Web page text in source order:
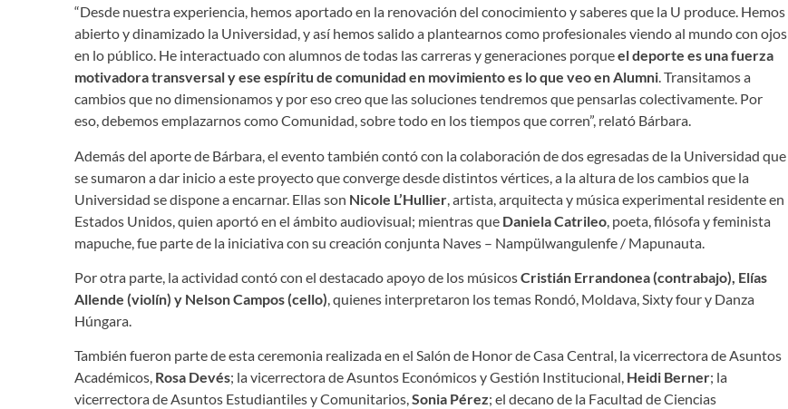
“Desde nuestra experiencia, hemos aportado en la renovación del conocimiento y saberes que la U produce. Hemos
abierto y dinamizado la Universidad, y así hemos salido a plantearnos como profesionales viendo al mundo con ojos
en lo público. He interactuado con alumnos de todas las carreras y generaciones porqueel deporte es una fuerza
motivadora transversal y ese espíritu de comunidad en movimiento es lo que veo en Alumni. Transitamos a
cambios que no dimensionamos y por eso creo que las soluciones tendremos que pensarlas colectivamente. Por
eso, debemos emplazarnos como Comunidad, sobre todo en los tiempos que corren”, relató Bárbara.
Además del aporte de Bárbara, el evento también contó con la colaboración de dos egresadas de la Universidad que
se sumaron a dar inicio a este proyecto que converge desde distintos vértices, a la altura de los cambios que la
Universidad se dispone a encarnar. Ellas son Nicole L’Hullier , artista, arquitecta y música experimental residente en
Estados Unidos, quien aportó en el ámbito audiovisual; mientras que Daniela Catrileo , poeta, filósofa y feminista
mapuche, fue parte de la iniciativa con su creación conjunta Naves – Nampülwangulenfe / Mapunauta.
Por otra parte, la actividad contó con el destacado apoyo de los músicosCristián Errandonea (contrabajo), Elías
Allende (violín) y Nelson Campos (cello), quienes interpretaron los temas Rondó, Moldava, Sixty four y Danza
Húngara.
También fueron parte de esta ceremonia realizada en el Salón de Honor de Casa Central, la vicerrectora de Asuntos
Académicos, Rosa Devés; la vicerrectora de Asuntos Económicos y Gestión Institucional, Heidi Berner; la
vicerrectora de Asuntos Estudiantiles y Comunitarios,Sonia Pérez; el decano de la Facultad de Ciencias